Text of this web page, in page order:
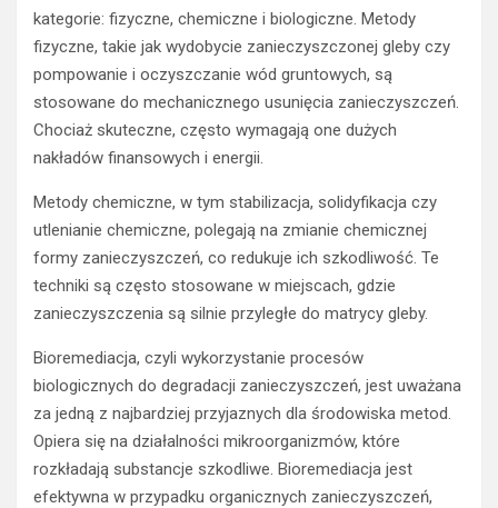
kategorie: fizyczne, chemiczne i biologiczne. Metody
fizyczne, takie jak wydobycie zanieczyszczonej gleby czy
pompowanie i oczyszczanie wód gruntowych, są
stosowane do mechanicznego usunięcia zanieczyszczeń.
Chociaż skuteczne, często wymagają one dużych
nakładów finansowych i energii.
Metody chemiczne, w tym stabilizacja, solidyfikacja czy
utlenianie chemiczne, polegają na zmianie chemicznej
formy zanieczyszczeń, co redukuje ich szkodliwość. Te
techniki są często stosowane w miejscach, gdzie
zanieczyszczenia są silnie przyległe do matrycy gleby.
Bioremediacja, czyli wykorzystanie procesów
biologicznych do degradacji zanieczyszczeń, jest uważana
za jedną z najbardziej przyjaznych dla środowiska metod.
Opiera się na działalności mikroorganizmów, które
rozkładają substancje szkodliwe. Bioremediacja jest
efektywna w przypadku organicznych zanieczyszczeń,